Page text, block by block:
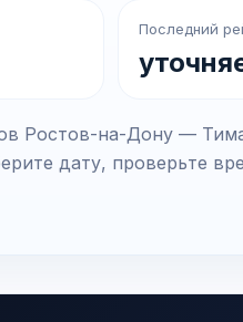
Последний
Ростов-на-Дону —
дату, проверьте